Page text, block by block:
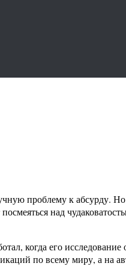
проблему к абсурду.
над
когда его
по всему миру, а на